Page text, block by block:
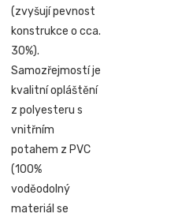
(zvyšují pevnost
konstrukce o cca.
30%).
Samozřejmostí je
kvalitní opláštění
z polyesteru s
vnitřním
potahem z PVC
(100%
voděodolný
materiál se